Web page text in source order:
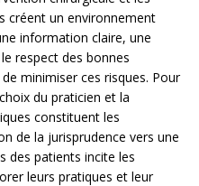
créent un environnement
information claire, une
respect des bonnes
minimiser ces risques. Pour
du praticien et la
constituent les
de la jurisprudence vers une
des patients incite les
leurs pratiques et leur